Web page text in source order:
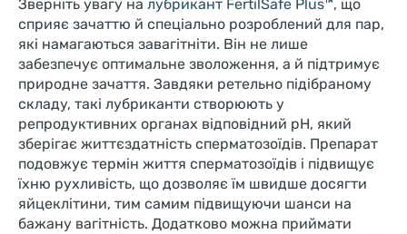
Зверніть увагу на лубрикант FertilSafe Plus™, що
сприяє зачаттю й спеціально розроблений для пар,
які намагаються завагітніти. Він не лише
забезпечує оптимальне зволоження, а й підтримує
природне зачаття. Завдяки ретельно підібраному
складу, такі лубриканти створюють у
репродуктивних органах відповідний pH, який
зберігає життєздатність сперматозоїдів. Препарат
подовжує термін життя сперматозоїдів і підвищує
їхню рухливість, що дозволяє їм швидше досягти
яйцеклітини, тим самим підвищуючи шанси на
бажану вагітність. Додатково можна приймати